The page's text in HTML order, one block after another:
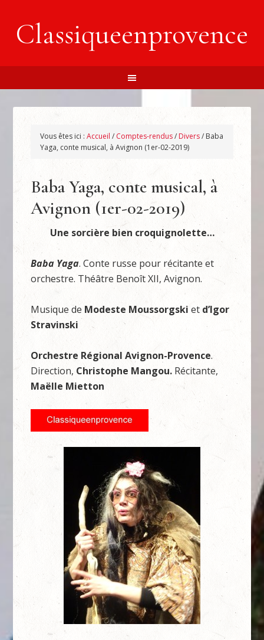
Classiqueenprovence
Vous êtes ici :Accueil / Comptes-rendus/ Divers/ Baba
Yaga, conte musical, à Avignon (1er-02-2019)
Baba Yaga, conte musical, à
Avignon (1er-02-2019)
Une sorcière bien croquignolette…
Baba Yaga. Conte russe pour récitante et
orchestre. Théâtre Benoît XII, Avignon.
Musique de Modeste Moussorgski et d’Igor
Stravinski
Orchestre Régional Avignon-Provence.
Direction, Christophe Mangou. Récitante,
Maëlle Mietton